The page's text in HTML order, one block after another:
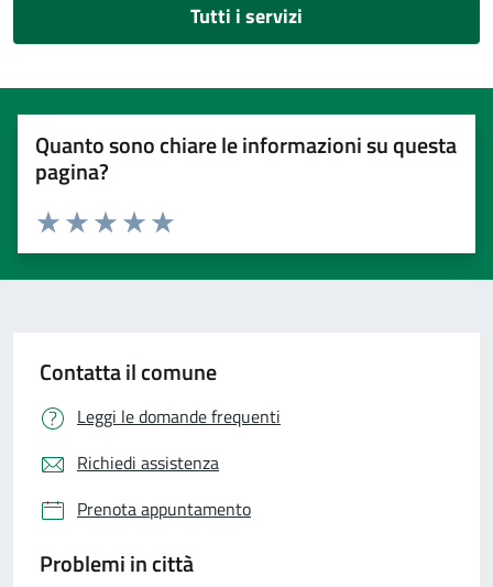
Tutti i servizi
Quanto sono chiare le informazioni su questa
pagina?
Valuta 5 stelle su 5
Valuta 4 stelle su 5
Valuta 3 stelle su 5
Valuta 2 stelle su 5
Valuta 1 stelle su 5
Contatta il comune
Leggi le domande frequenti
Richiedi assistenza
Prenota appuntamento
Problemi in città